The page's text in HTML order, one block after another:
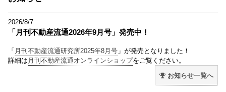
2026/8/7
「月刊不動産流通2026年9月号」発売中！
「 月刊不動産流通研究所2025年8月号 」が発売となりました！
詳細は 月刊不動産流通オンラインショップをご覧ください。
お知らせ一覧へ